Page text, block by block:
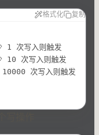
格式化 复制
次写入则触发
次写入则触发
次写入则触发